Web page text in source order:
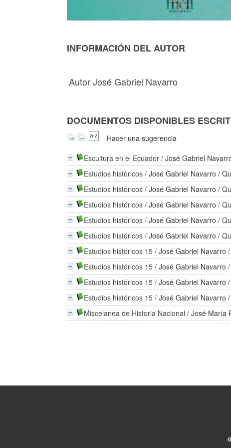
INFORMACIÓN DEL AUTOR
Autor José Gabriel Navarro
DOCUMENTOS DISPONIBLES
Hacer una sugerencia
Escultura en el Ecuador /José Gabriel
Estudios històricos /José Gabriel Navarro /
Estudios históricos /José Gabriel Navarro /
Estudios históricos /José Gabriel Navarro /
Estudios históricos /José Gabriel Navarro /
Estudios históricos /José Gabriel Navarro /
Estudios históricos 15 /José Gabriel Navarro
Estudios históricos 15 /José Gabriel Navarro
Estudios históricos 15 /José Gabriel Navarro
Estudios históricos 15 /José Gabriel Navarro
Miscelanea de Historia Nacional /José María